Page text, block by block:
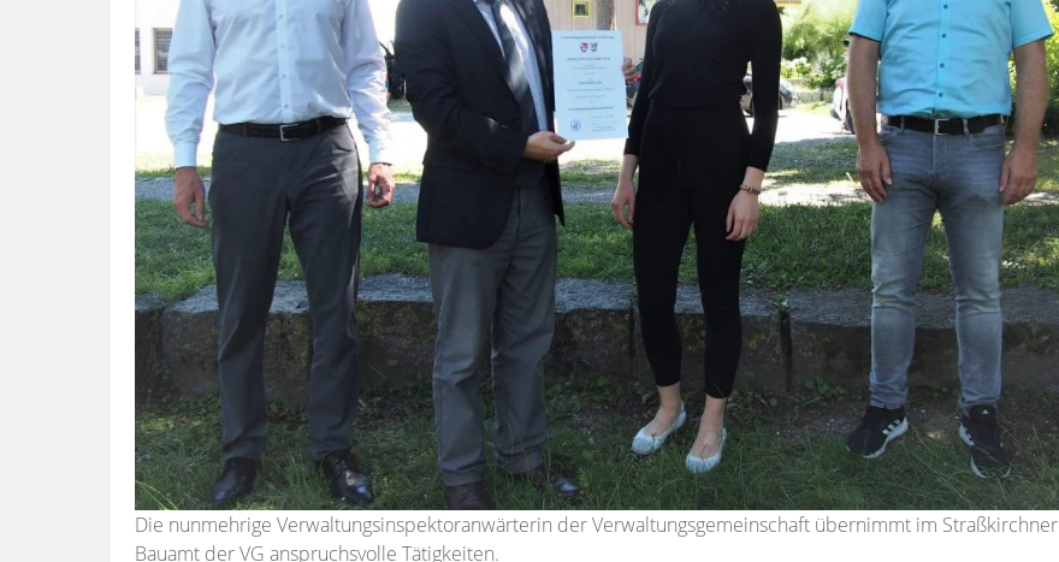
Die nunmehrige Verwaltungsinspektoranwärterin der Verwaltungsgemeinschaft übernimmt im Straßkirchner
Bauamt der VG anspruchsvolle Tätigkeiten.